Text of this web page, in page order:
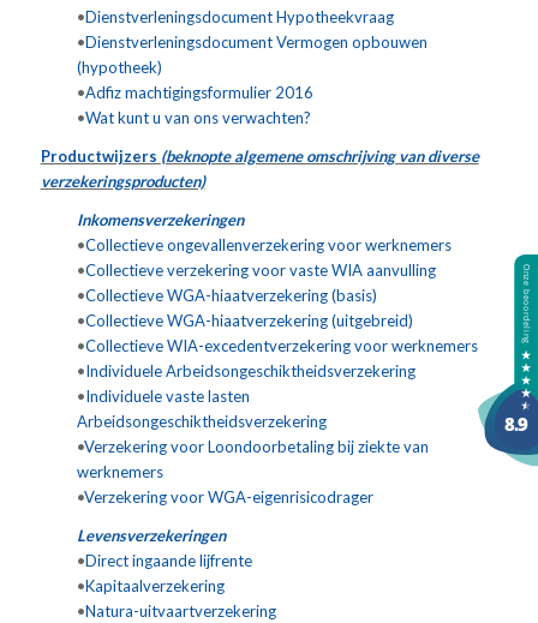
•Dienstverleningsdocument Hypotheekvraag
•Dienstverleningsdocument Vermogen opbouwen
(hypotheek)
•Adfiz machtigingsformulier 2016
•Wat kunt u van ons verwachten?
Productwijzers (beknopte algemene omschrijving van diverse
verzekeringsproducten)
Inkomensverzekeringen
•Collectieve ongevallenverzekering voor werknemers
•Collectieve verzekering voor vaste WIA aanvulling
•Collectieve WGA-hiaatverzekering (basis)
•Collectieve WGA-hiaatverzekering (uitgebreid)
•Collectieve WIA-excedentverzekering voor werknemers
•Individuele Arbeidsongeschiktheidsverzekering
•Individuele vaste lasten
Arbeidsongeschiktheidsverzekering
•Verzekering voor Loondoorbetaling bij ziekte van
werknemers
•Verzekering voor WGA-eigenrisicodrager
Levensverzekeringen
•Direct ingaande lijfrente
•Kapitaalverzekering
•Natura-uitvaartverzekering